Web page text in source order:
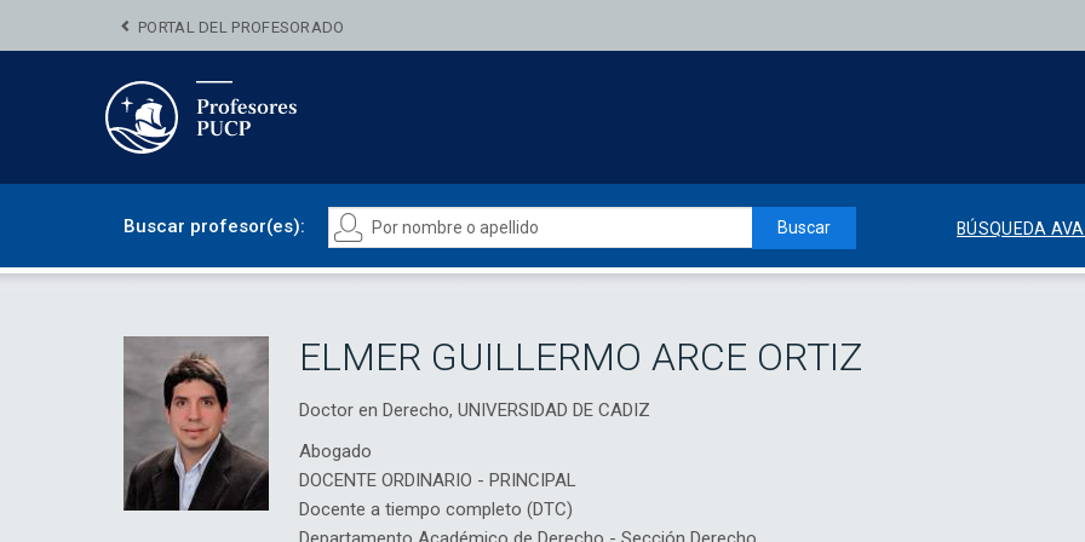
PORTAL DEL PROFESORADO
Buscar profesor(es): Buscar BÚSQUEDA
ELMER GUILLERMO ARCE ORTIZ
Doctor en Derecho, UNIVERSIDAD DE CADIZ
Abogado
DOCENTE ORDINARIO - PRINCIPAL
Docente a tiempo completo (DTC)